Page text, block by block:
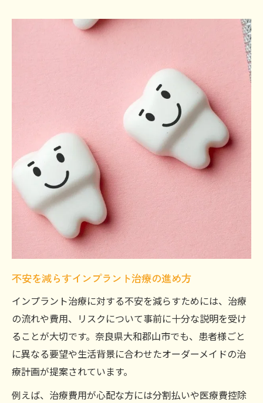
不安を減らすインプラント治療の進め方
インプラント治療に対する不安を減らすためには、治療
の流れや費用、リスクについて事前に十分な説明を受け
ることが大切です。奈良県大和郡山市でも、患者様ごと
に異なる要望や生活背景に合わせたオーダーメイドの治
療計画が提案されています。
例えば、治療費用が心配な方には分割払いや医療費控除